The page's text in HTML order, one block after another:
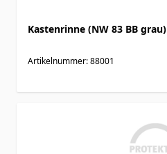
Kastenrinne (NW 83 BB grau)
Artikelnummer: 88001